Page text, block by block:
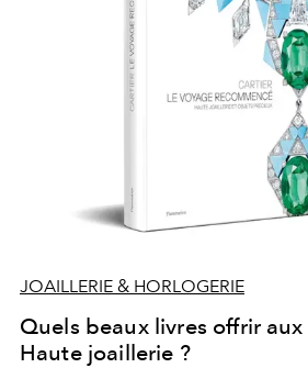
JOAILLERIE & HORLOGERIE
Quels beaux livres offrir
Haute joaillerie ?